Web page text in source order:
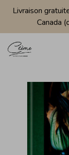
Livraison
Canada